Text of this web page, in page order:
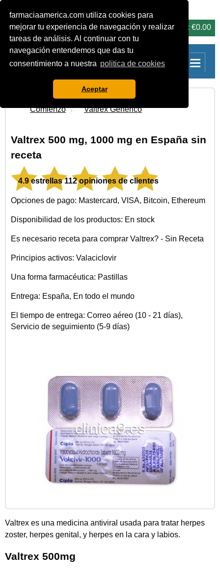
farmaciaamerica.com utiliza cookies para
mejorar tu experiencia de navegación y realizar
tareas de análisis. Al continuar con tu
navegación entendemos que das tu
consentimiento a nuestra politica de cookies
Aceptar
carrito 0 Productos: €0.00
Comienzo Valtrex Genérico
Valtrex 500 mg, 1000 mg en España sin
receta
4.9 estrellas 112 opiniones de clientes
Opciones de pago: Mastercard, VISA, Bitcoin, Ethereum
Disponibilidad de los productos: En stock
Es necesario receta para comprar Valtrex? - Sin Receta
Principios activos: Valaciclovir
Una forma farmacéutica: Pastillas
Entrega: España, En todo el mundo
El tiempo de entrega: Correo aéreo (10 - 21 días),
Servicio de seguimiento (5-9 días)
Valtrex es una medicina antiviral usada para tratar herpes
zoster, herpes genital, y herpes en la cara y labios.
Valtrex 500mg